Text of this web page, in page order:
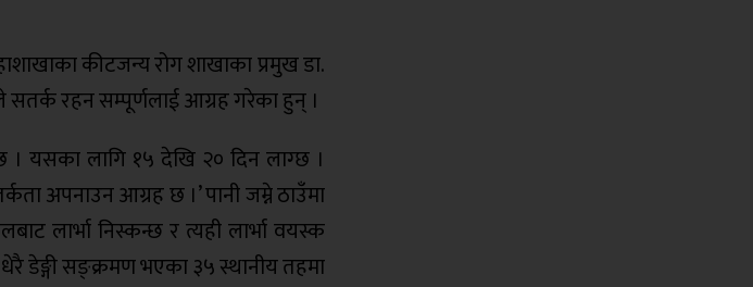
कीटजन्य रोग शाखाका प्रमुख डा.
रहन सम्पूर्णलाई आग्रह गरेका हुन् ।
। यसका लागि १५ देखि २० दिन लाग्छ ।
अपनाउन आग्रह छ ।’ पानी जम्ने ठाउँमा
लार्भा निस्कन्छ र त्यही लार्भा वयस्क
डेङ्गी सङ्क्रमण भएका ३५ स्थानीय तहमा